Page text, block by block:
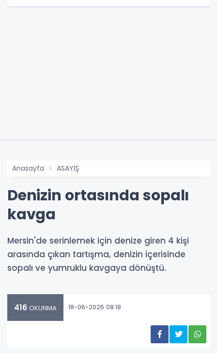
Anasayfa ASAYİŞ
Denizin ortasında sopalı
kavga
Mersin'de serinlemek için denize giren 4 kişi
arasında çıkan tartışma, denizin içerisinde
sopalı ve yumruklu kavgaya dönüştü.
416 OKUNMA 18-06-2026 08:18